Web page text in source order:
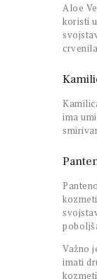
Aloe
koristi
ima
Važno
imati